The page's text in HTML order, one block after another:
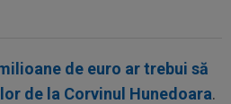
de euro ar trebui să
de la Corvinul Hunedoara.